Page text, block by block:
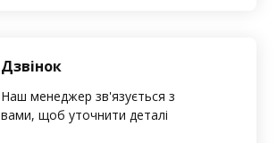
Дзвінок
Наш менеджер зв'язується з
вами, щоб уточнити деталі